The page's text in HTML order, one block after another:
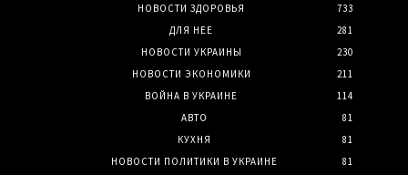
НОВОСТИ ЗДОРОВЬЯ
733
ДЛЯ НЕЕ
281
НОВОСТИ УКРАИНЫ
230
НОВОСТИ ЭКОНОМИКИ
211
ВОЙНА В УКРАИНЕ
114
АВТО
81
КУХНЯ
81
НОВОСТИ ПОЛИТИКИ В УКРАИНЕ
81